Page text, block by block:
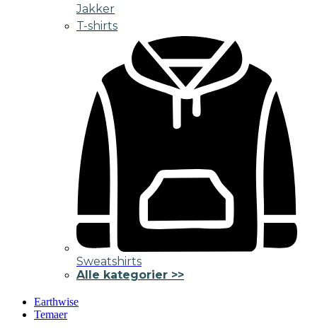
Jakker
T-shirts
Sweatshirts
Alle kategorier >>
Earthwise
Temaer